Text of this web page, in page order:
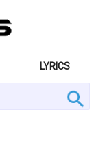
LYRICS